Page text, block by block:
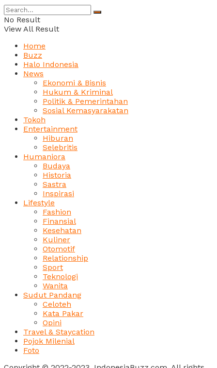
No Result
View All Result
Home
Buzz
Halo Indonesia
News
Ekonomi & Bisnis
Hukum & Kriminal
Politik & Pemerintahan
Sosial Kemasyarakatan
Tokoh
Entertainment
Hiburan
Selebritis
Humaniora
Budaya
Historia
Sastra
Inspirasi
Lifestyle
Fashion
Finansial
Kesehatan
Kuliner
Otomotif
Relationship
Sport
Teknologi
Wanita
Sudut Pandang
Celoteh
Kata Pakar
Opini
Travel & Staycation
Pojok Milenial
Foto